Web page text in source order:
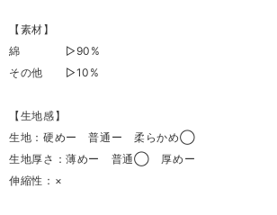
【素材】
綿 ▷90%
その他 ▷10%
【生地感】
生地：硬めー 普通ー 柔らかめ◯
生地厚さ：薄めー 普通◯ 厚めー
伸縮性：×